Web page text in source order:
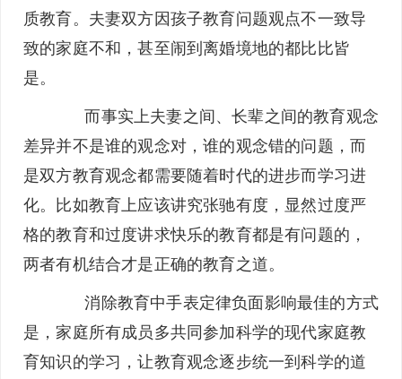
质教育。夫妻双方因孩子教育问题观点不一致导
致的家庭不和，甚至闹到离婚境地的都比比皆
是。
而事实上夫妻之间、长辈之间的教育观念
差异并不是谁的观念对，谁的观念错的问题，而
是双方教育观念都需要随着时代的进步而学习进
化。比如教育上应该讲究张驰有度，显然过度严
格的教育和过度讲求快乐的教育都是有问题的，
两者有机结合才是正确的教育之道。
消除教育中手表定律负面影响最佳的方式
是，家庭所有成员多共同参加科学的现代家庭教
育知识的学习，让教育观念逐步统一到科学的道